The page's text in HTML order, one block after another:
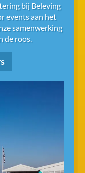
bij Beleving
events aan het
samenwerking
de roos.